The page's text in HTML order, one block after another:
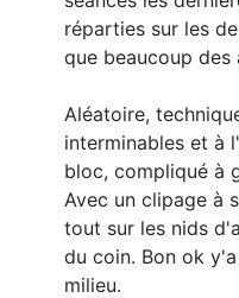
réparties sur les
que beaucoup des
Aléatoire,
interminables et à
bloc, compliqué à
Avec un clipage à
tout sur les nids
du coin. Bon ok
milieu.